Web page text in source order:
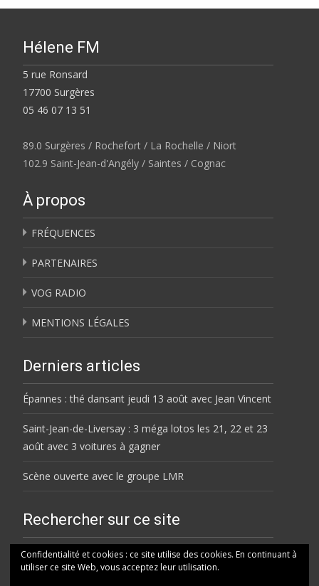
Hélene FM
5 rue Ronsard
17700 Surgères
05 46 07 13 51
89.0 Surgères / Rochefort / La Rochelle / Niort
102.9 Saint-Jean-d'Angély / Saintes / Cognac
À propos
FRÉQUENCES
PARTENAIRES
VOG RADIO
MENTIONS LÉGALES
Derniers articles
Épannes : thé dansant jeudi 13 août avec Jean Vincent
Saint-Jean-de-Liversay : 3 méga lotos les 21, 22 et 23
août avec 3 voitures à gagner
Scène ouverte avec le groupe LMR
Rechercher sur ce site
Rechercher
Confidentialité et cookies : ce site utilise des cookies. En continuant à
utiliser ce site Web, vous acceptez leur utilisation.